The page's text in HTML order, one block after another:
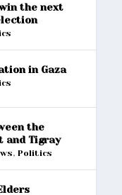
the next
in Gaza
the
and Tigray
,Politics